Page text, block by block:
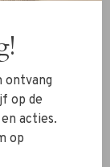
ontvang
op de
acties.
op